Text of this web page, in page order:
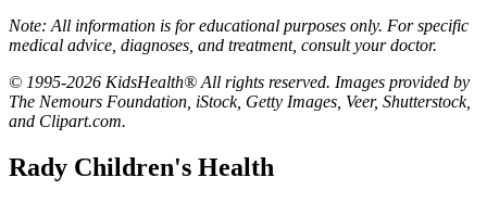
Note: All information is for educational purposes only. For specific
medical advice, diagnoses, and treatment, consult your doctor.
© 1995-2026 KidsHealth® All rights reserved. Images provided by
The Nemours Foundation, iStock, Getty Images, Veer, Shutterstock,
and Clipart.com.
Rady Children's Health